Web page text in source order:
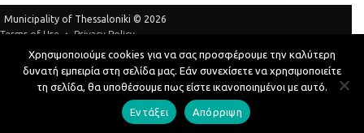
Municipality of Thessaloniki © 2026
Terms of Use
Privacy Policy
Telephone Catalog
Developed byMyCompany Projects
Χρησιμοποιούμε cookies για να σας προσφέρουμε την καλύτερη
δυνατή εμπειρία στη σελίδα μας. Εάν συνεχίσετε να χρησιμοποιείτε
τη σελίδα, θα υποθέσουμε πως είστε ικανοποιημένοι με αυτό.
Εντάξει Απόρριψη